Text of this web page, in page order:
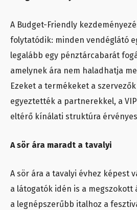
A Budget-Friendly
folytatódik: minden vendéglátó
legalább egy pénztárcabarát
amelynek ára nem haladhatja
Ezeket a termékeket a
egyeztették a partnerekkel, a
eltérő kínálati struktúra
A sör ára maradt a tavalyi
A sör ára a tavalyi évhez képest
a látogatók idén is a
a legnépszerűbb italhoz a